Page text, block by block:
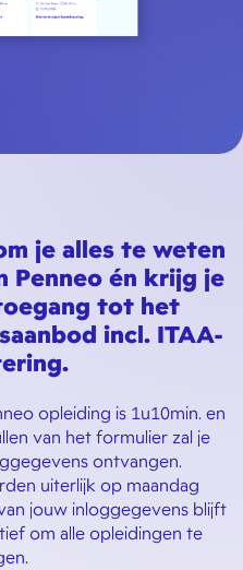
je alles te weten
Penneo én krijg je
tot het
incl. ITAA-
opleiding is 1u10min. en
van het formulier zal je
ontvangen.
uiterlijk op maandag
jouw inloggegevens blijft
om alle opleidingen te